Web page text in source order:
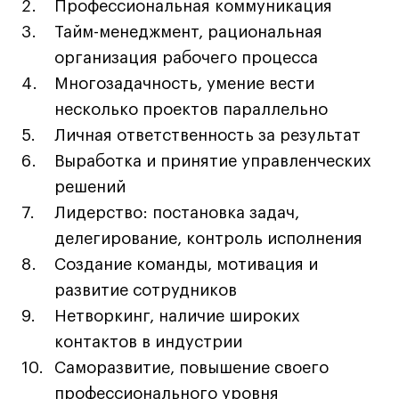
Карьера
Ассоциация выпускников
Центр карьеры
Живые проекты
Конкурсы
Участие в выставках
Летние стажировки
Проекты студентов
Работы студентов
«Живые» проекты
Участие в выставках
Профессиональная коммуникация
Тайм-менеджмент, рациональная
организация рабочего процесса
Многозадачность, умение вести
несколько проектов параллельно
Личная ответственность за результат
Выработка и принятие управленческих
решений
Лидерство: постановка задач,
делегирование, контроль исполнения
Создание команды, мотивация и
развитие сотрудников
Нетворкинг, наличие широких
контактов в индустрии
Саморазвитие, повышение своего
профессионального уровня